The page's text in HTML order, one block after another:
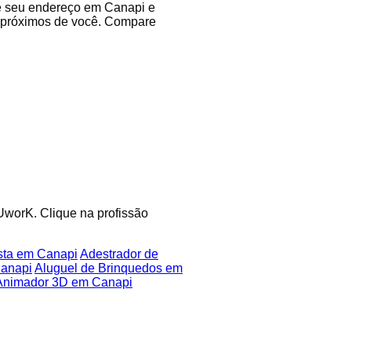
endereço em Canapi e
de você. Compare
Clique na profissão
em Canapi Adestrador de
Aluguel de Brinquedos em
3D em Canapi